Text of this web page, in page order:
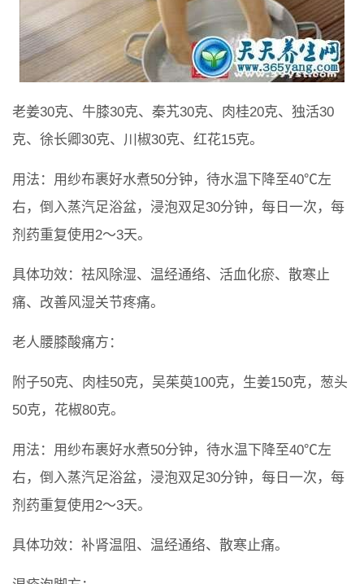
老姜30克、牛膝30克、秦艽30克、肉桂20克、独活30
克、徐长卿30克、川椒30克、红花15克。
用法：用纱布裹好水煮50分钟，待水温下降至40℃左
右，倒入蒸汽足浴盆，浸泡双足30分钟，每日一次，每
剂药重复使用2～3天。
具体功效：祛风除湿、温经通络、活血化瘀、散寒止
痛、改善风湿关节疼痛。
老人腰膝酸痛方：
附子50克、肉桂50克，吴茱萸100克，生姜150克，葱头
50克，花椒80克。
用法：用纱布裹好水煮50分钟，待水温下降至40℃左
右，倒入蒸汽足浴盆，浸泡双足30分钟，每日一次，每
剂药重复使用2～3天。
具体功效：补肾温阻、温经通络、散寒止痛。